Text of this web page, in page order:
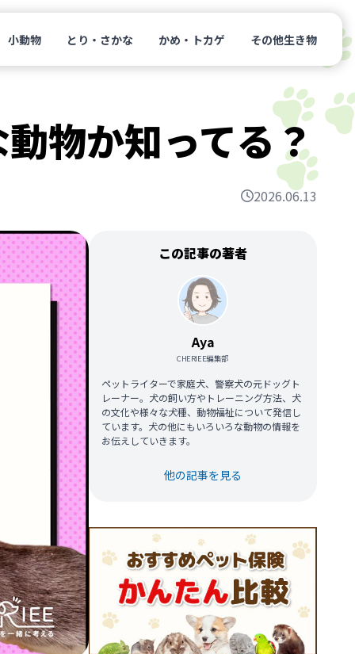
小動物 とり・さかな かめ・トカゲ その他生き物
物か知ってる？
2026.06.13
この記事の著者
Aya
CHERIEE編集部
ペットライターで家庭犬、警察犬の元ドッグト
レーナー。犬の飼い方やトレーニング方法、犬
の文化や様々な犬種、動物福祉について発信し
ています。犬の他にもいろいろな動物の情報を
お伝えしていきます。
他の記事を見る